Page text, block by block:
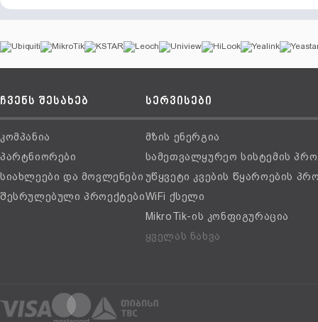
ჩვენს შესახებ
კომპანია
პარტნიორები
სიახლეები და მოვლენები
შესრულებული პროექტები
სერვისები
მზის ენერგია
სამეთვალყურეო სისტემის
უწყვეტი კვების წყაროების
WiFi ქსელი
MikroTik-ის კონფიგურაცია
ყველას ნახვა